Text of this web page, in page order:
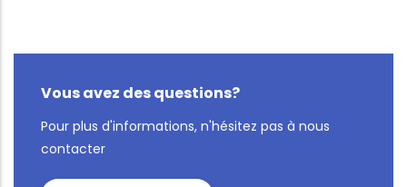
Vous avez des questions?
Pour plus d'informations, n'hésitez pas à nous
contacter